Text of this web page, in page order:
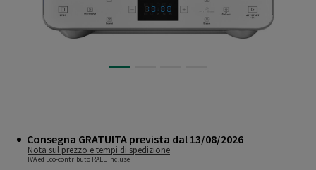
Consegna GRATUITA prevista dal 13/08/2026
Nota sul prezzo e tempi di spedizione
IVA ed Eco-contributo RAEE incluse